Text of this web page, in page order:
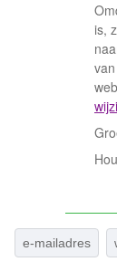
is,
e-mailadres